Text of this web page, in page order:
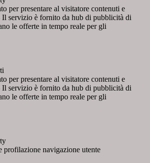
per presentare al visitatore contenuti e
servizio è fornito da hub di pubblicità di
le offerte in tempo reale per gli
per presentare al visitatore contenuti e
servizio è fornito da hub di pubblicità di
le offerte in tempo reale per gli
profilazione navigazione utente